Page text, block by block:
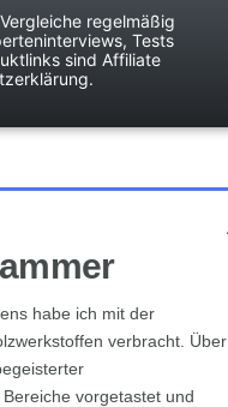
habe ich mit der
verbracht. Über
vorgetastet und
regelmäßig
Tests
sind Affiliate